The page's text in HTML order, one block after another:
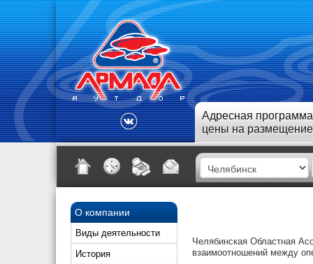
Адресная
цены на размещение
О компании
Виды деятельности
История
Челябинская Областная
взаимоотношений между